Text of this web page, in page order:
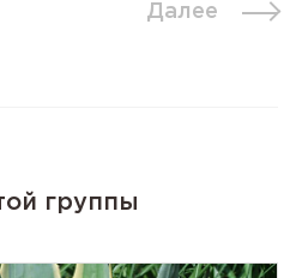
Далее
группы